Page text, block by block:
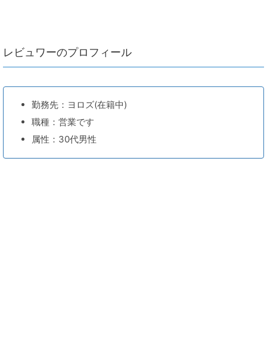
レビュワーのプロフィール
勤務先：ヨロズ(在籍中)
職種：営業です
属性：30代男性